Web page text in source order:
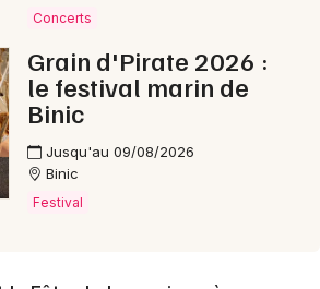
Je m'abonne
Concerts
Grain d'Pirate 2026 :
le festival marin de
Binic
Jusqu'au 09/08/2026
Binic
Festival